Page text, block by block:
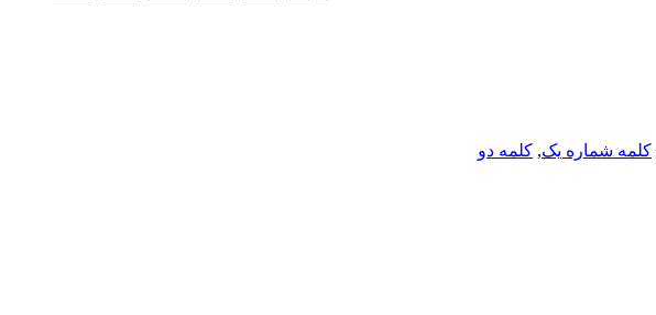
کلمه شماره یک, کلمه دو